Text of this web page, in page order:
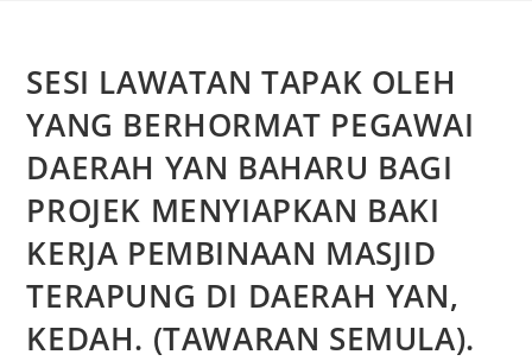
SESI LAWATAN TAPAK OLEH
YANG BERHORMAT PEGAWAI
DAERAH YAN BAHARU BAGI
PROJEK MENYIAPKAN BAKI
KERJA PEMBINAAN MASJID
TERAPUNG DI DAERAH YAN,
KEDAH. (TAWARAN SEMULA).